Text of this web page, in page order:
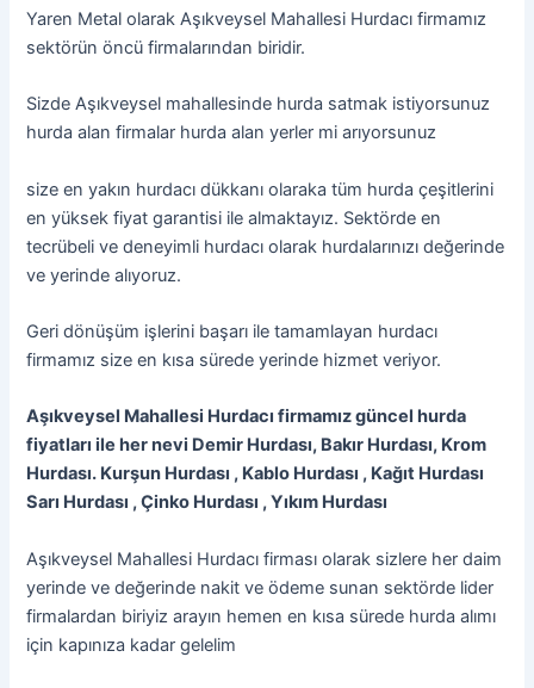
Yaren Metal olarak Aşıkveysel Mahallesi Hurdacı firmamız
sektörün öncü firmalarından biridir.
Sizde Aşıkveysel mahallesinde hurda satmak istiyorsunuz
hurda alan firmalar hurda alan yerler mi arıyorsunuz
size en yakın hurdacı dükkanı olaraka tüm hurda çeşitlerini
en yüksek fiyat garantisi ile almaktayız. Sektörde en
tecrübeli ve deneyimli hurdacı olarak hurdalarınızı değerinde
ve yerinde alıyoruz.
Geri dönüşüm işlerini başarı ile tamamlayan hurdacı
firmamız size en kısa sürede yerinde hizmet veriyor.
Aşıkveysel Mahallesi Hurdacı firmamız güncel hurda
fiyatları ile her nevi Demir Hurdası, Bakır Hurdası, Krom
Hurdası. Kurşun Hurdası , Kablo Hurdası , Kağıt Hurdası
Sarı Hurdası , Çinko Hurdası , Yıkım Hurdası
Aşıkveysel Mahallesi Hurdacı firması olarak sizlere her daim
yerinde ve değerinde nakit ve ödeme sunan sektörde lider
firmalardan biriyiz arayın hemen en kısa sürede hurda alımı
için kapınıza kadar gelelim